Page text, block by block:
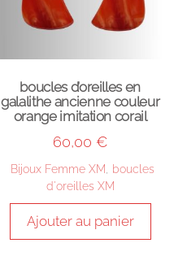
boucles d’oreilles en
galalithe ancienne couleur
orange imitation corail
60,00 €
Bijoux Femme XM
boucles
d'oreilles XM
Ajouter au panier